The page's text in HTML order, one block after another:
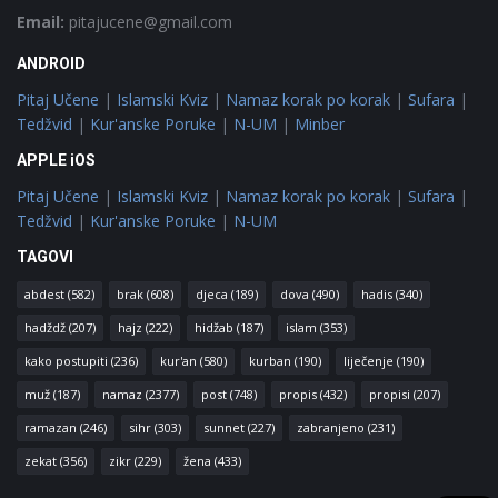
Email: pitajucene@gmail.com
ANDROID
Pitaj Učene | Islamski Kviz | Namaz korak po korak | Sufara |
Tedžvid | Kur'anske Poruke | N-UM | Minber
APPLE iOS
Pitaj Učene | Islamski Kviz | Namaz korak po korak | Sufara |
Tedžvid | Kur'anske Poruke | N-UM
TAGOVI
abdest (582) brak (608) djeca (189) dova (490) hadis (340)
hadždž (207) hajz (222) hidžab (187) islam (353)
kako postupiti (236) kur'an (580) kurban (190) liječenje (190)
muž (187) namaz (2377) post (748) propis (432) propisi (207)
ramazan (246) sihr (303) sunnet (227) zabranjeno (231)
zekat (356) zikr (229) žena (433)